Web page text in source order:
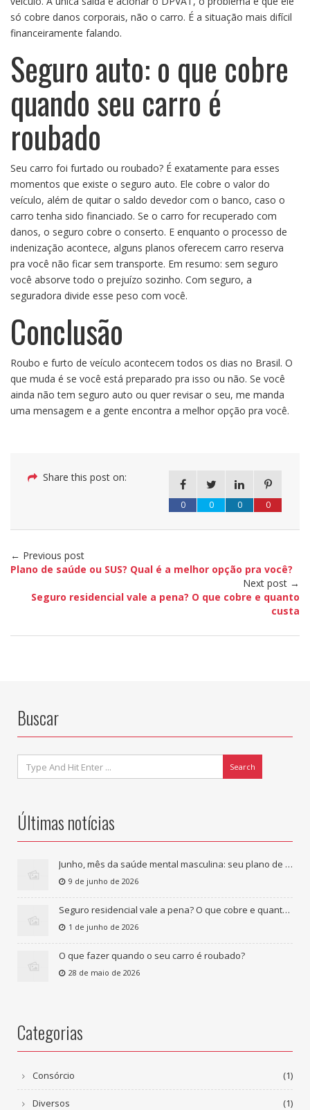
só cobre danos corporais, não o carro. É a situação mais difícil
financeiramente falando.
Seguro auto: o que cobre
quando seu carro é
roubado
Seu carro foi furtado ou roubado? É exatamente para esses
momentos que existe o seguro auto. Ele cobre o valor do
veículo, além de quitar o saldo devedor com o banco, caso o
carro tenha sido financiado. Se o carro for recuperado com
danos, o seguro cobre o conserto. E enquanto o processo de
indenização acontece, alguns planos oferecem carro reserva
pra você não ficar sem transporte. Em resumo: sem seguro
você absorve todo o prejuízo sozinho. Com seguro, a
seguradora divide esse peso com você.
Conclusão
Roubo e furto de veículo acontecem todos os dias no Brasil. O
que muda é se você está preparado pra isso ou não. Se você
ainda não tem seguro auto ou quer revisar o seu, me manda
uma mensagem e a gente encontra a melhor opção pra você.
Share this post on:
0 0 0 0
← Previous post
Plano de saúde ou SUS? Qual é a melhor opção pra você?
Next post →
Seguro residencial vale a pena? O que cobre e quanto
custa
Buscar
Search
Últimas notícias
Junho, mês da saúde mental masculina: seu plano de saúde cobre tratamento psicológico?
9 de junho de 2026
Seguro residencial vale a pena? O que cobre e quanto custa
1 de junho de 2026
O que fazer quando o seu carro é roubado?
28 de maio de 2026
Categorias
Consórcio (1)
Diversos (1)